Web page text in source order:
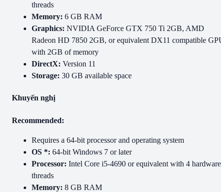
threads
Memory: 6 GB RAM
Graphics: NVIDIA GeForce GTX 750 Ti 2GB, AMD
Radeon HD 7850 2GB, or equivalent DX11 compatible
with 2GB of memory
DirectX: Version 11
Storage: 30 GB available space
Khuyến nghị
Recommended:
Requires a 64-bit processor and operating system
OS *: 64-bit Windows 7 or later
Processor: Intel Core i5-4690 or equivalent with 4 hardware
threads
Memory: 8 GB RAM